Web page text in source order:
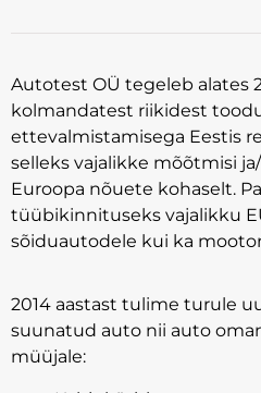
Autotest OÜ tegeleb alates
kolmandatest riikidest
ettevalmistamisega Eestis
selleks vajalikke mõõtmisi
Euroopa nõuete kohaselt.
tüübikinnituseks vajalikku
sõiduautodele kui ka
2014 aastast tulime turule
suunatud auto nii auto
müüjale: